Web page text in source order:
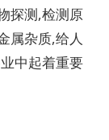
探测,检测原
属杂质,给人
中起着重要